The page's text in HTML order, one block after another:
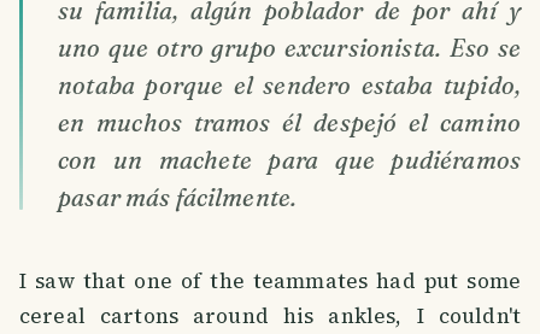
su familia, algún poblador de por ahí y
uno que otro grupo excursionista. Eso se
notaba porque el sendero estaba tupido,
en muchos tramos él despejó el camino
con un machete para que pudiéramos
pasar más fácilmente.
I saw that one of the teammates had put some
cereal cartons around his ankles, I couldn't